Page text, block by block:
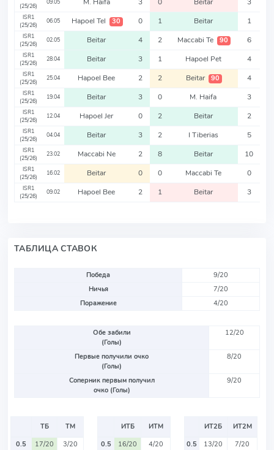
(25/26)
09.05 M. Haifa 3 0 Beitar 3
ISR1
(25/26)
06.05 Hapoel Tel 30 0 1 Beitar 1
ISR1
(25/26)
02.05 Beitar 4 2 Maccabi Te 90 6
ISR1
(25/26)
28.04 Beitar 3 1 Hapoel Pet 4
ISR1
(25/26)
25.04 Hapoel Bee 2 2 Beitar 90 4
ISR1
(25/26)
19.04 Beitar 3 0 M. Haifa 3
ISR1
(25/26)
12.04 Hapoel Jer 0 2 Beitar 2
ISR1
(25/26)
04.04 Beitar 3 2 I Tiberias 5
ISR1
(25/26)
23.02 Maccabi Ne 2 8 Beitar 10
ISR1
(25/26)
16.02 Beitar 0 0 Maccabi Te 0
ISR1
(25/26)
09.02 Hapoel Bee 2 1 Beitar 3
ТАБЛИЦА СТАВОК
Победа
9/20
Ничья
7/20
Поражение
4/20
Обе забили
(Голы)
12/20
Первые получили очко
(Голы)
8/20
Соперник первым получил
очко (Голы)
9/20
ТБ
ТМ
0.5
17/20
3/20
ИТБ
ИТМ
0.5
16/20
4/20
ИТ2Б
ИТ2М
0.5
13/20
7/20